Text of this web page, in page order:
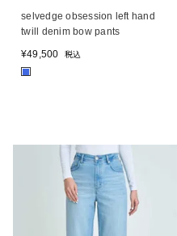
selvedge obsession left hand
twill denim bow pants
¥49,500 税込
■